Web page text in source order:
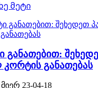
მეტი
განათებით:
განათებას
23-04-18